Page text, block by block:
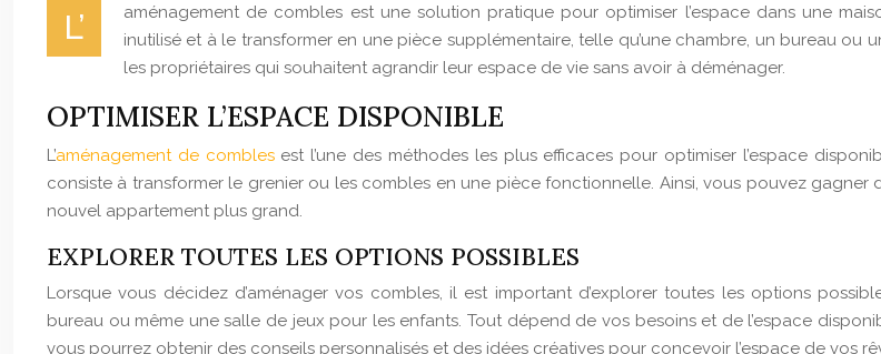
L’
aménagement de combles est une solution pratique pour optimiser l’espace dans une
inutilisé et à le transformer en une pièce supplémentaire, telle qu’une chambre, un bureau
les propriétaires qui souhaitent agrandir leur espace de vie sans avoir à déménager.
OPTIMISER L’ESPACE DISPONIBLE
L’aménagement de comblesest l’une des méthodes les plus efficaces pour optimiser l’espace
consiste à transformer le grenier ou les combles en une pièce fonctionnelle. Ainsi, vous pouvez
nouvel appartement plus grand.
EXPLORER TOUTES LES OPTIONS POSSIBLES
Lorsque vous décidez d’aménager vos combles, il est important d’explorer toutes les options
bureau ou même une salle de jeux pour les enfants. Tout dépend de vos besoins et de l’espace
vous pourrez obtenir des conseils personnalisés et des idées créatives pour concevoir l’espace de vos